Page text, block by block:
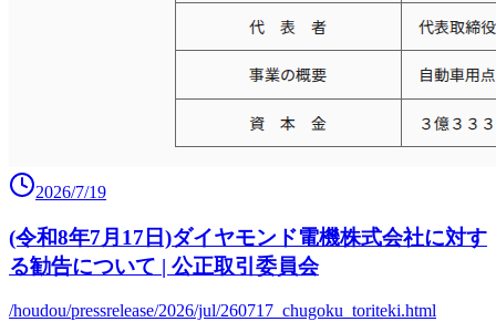
2026/7/19
(令和8年7月17日)ダイヤモンド電機株式会社に対す
る勧告について | 公正取引委員会
/houdou/pressrelease/2026/jul/260717_chugoku_toriteki.html